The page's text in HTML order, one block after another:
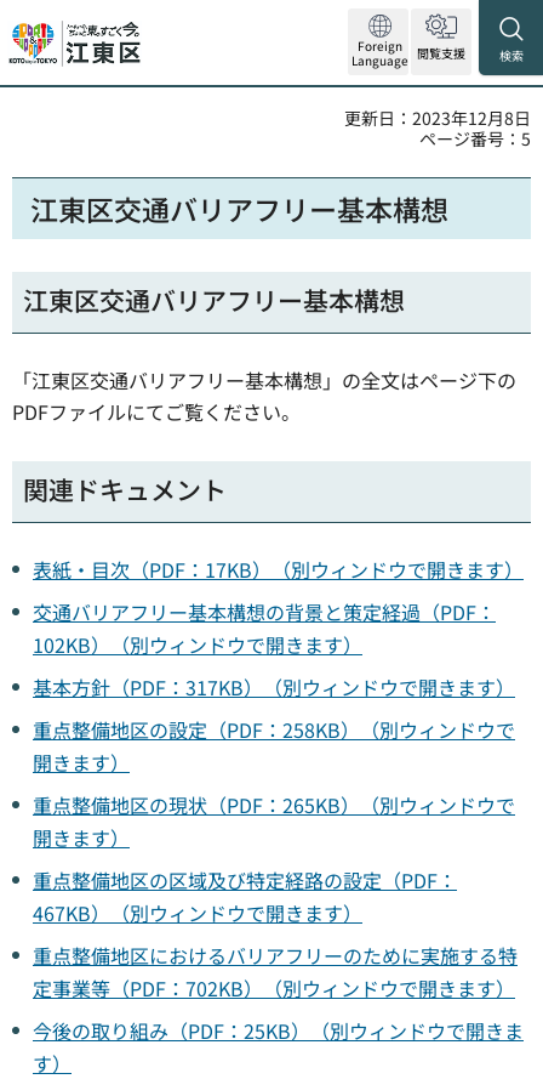
Foreign
Language 閲覧支援 検索
更新日：2023年12月8日
ページ番号：5
江東区交通バリアフリー基本構想
江東区交通バリアフリー基本構想
「江東区交通バリアフリー基本構想」の全文はページ下の
PDFファイルにてご覧ください。
関連ドキュメント
表紙・目次（PDF：17KB）（別ウィンドウで開きます）
交通バリアフリー基本構想の背景と策定経過（PDF：
102KB）（別ウィンドウで開きます）
基本方針（PDF：317KB）（別ウィンドウで開きます）
重点整備地区の設定（PDF：258KB）（別ウィンドウで
開きます）
重点整備地区の現状（PDF：265KB）（別ウィンドウで
開きます）
重点整備地区の区域及び特定経路の設定（PDF：
467KB）（別ウィンドウで開きます）
重点整備地区におけるバリアフリーのために実施する特
定事業等（PDF：702KB）（別ウィンドウで開きます）
今後の取り組み（PDF：25KB）（別ウィンドウで開きま
す）